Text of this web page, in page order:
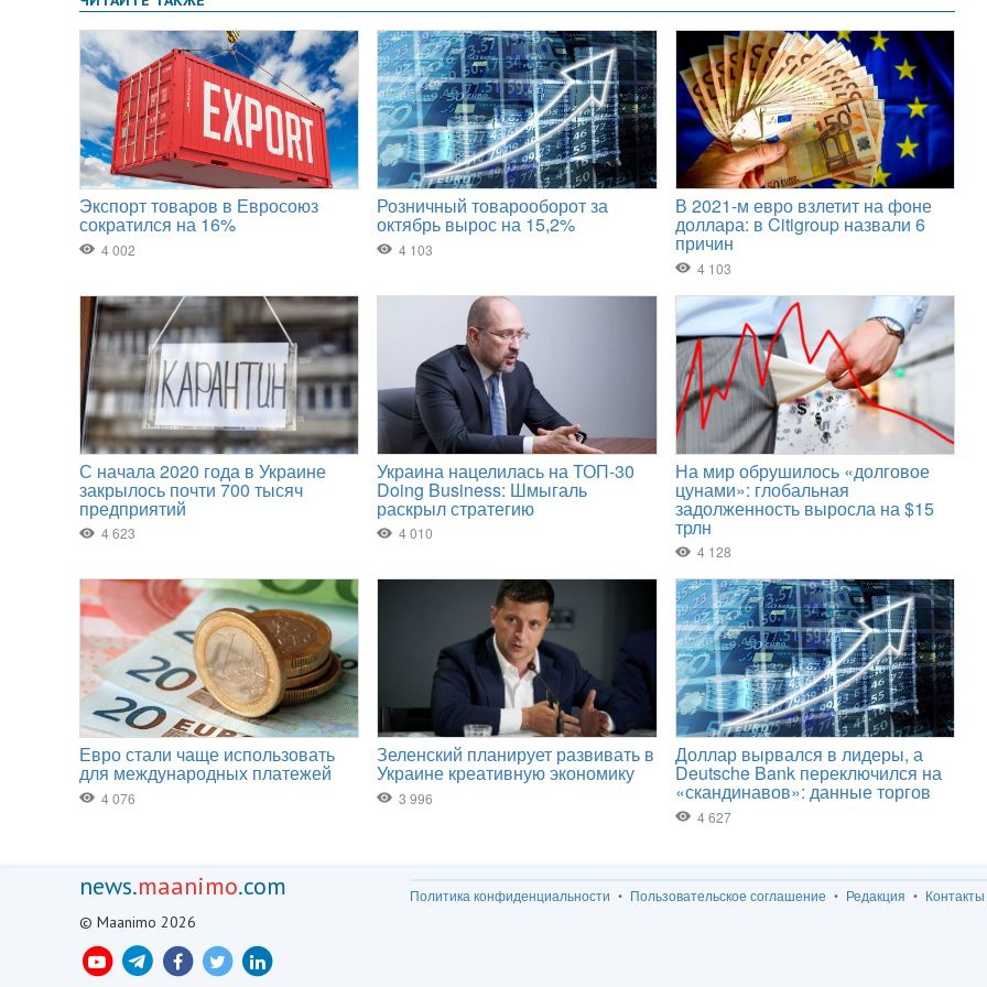
news.maanimo.com
© Maanimo 2026
Политика конфиденциальности Пользовательское соглашение Редакция Контакты